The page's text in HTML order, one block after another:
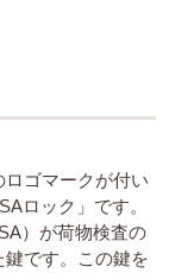
ゴマークが付い
ロック」です。
）が荷物検査の
です。この鍵を